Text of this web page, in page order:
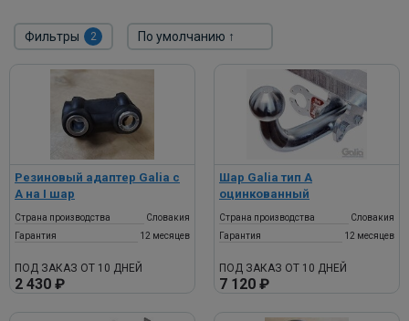
Фильтры 2
Резиновый адаптер Galia с
A на I шар
Страна производства
Словакия
Гарантия
12 месяцев
ПОД ЗАКАЗ ОТ 10 ДНЕЙ
2 430 ₽
Шар Galia ​тип A
оцинкованный
Страна производства
Словакия
Гарантия
12 месяцев
ПОД ЗАКАЗ ОТ 10 ДНЕЙ
7 120 ₽